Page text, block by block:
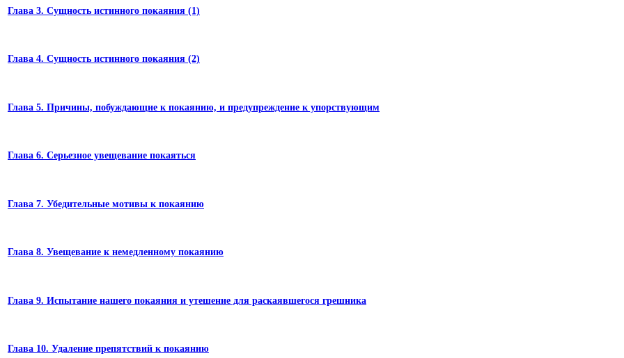
Глава 3. Сущность истинного покаяния (1)
Глава 4. Сущность истинного покаяния (2)
Глава 5. Причины, побуждающие к покаянию, и предупреждение к упорствующим
Глава 6. Серьезное увещевание покаяться
Глава 7. Убедительные мотивы к покаянию
Глава 8. Увещевание к немедленному покаянию
Глава 9. Испытание нашего покаяния и утешение для раскаявшегося грешника
Глава 10. Удаление препятствий к покаянию